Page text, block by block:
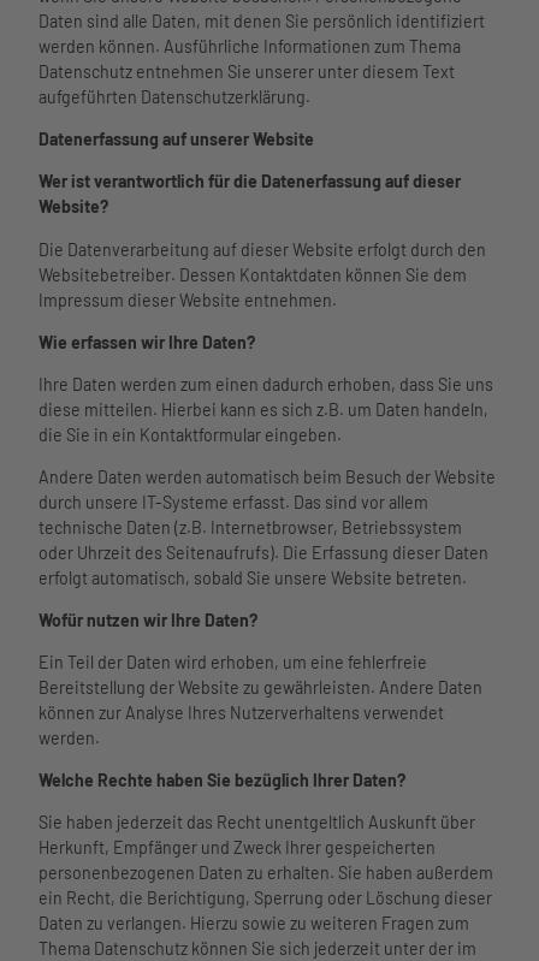
zu
Büsume
r
Unterkü
Barriere
Urlaub
mit
Kindern
Urlaub
Hund
r
Gästeka
rte
Anreise
und
Mobilität
nordsee
mobil
hutzvers
g
Führunge
n
Strand
Wattenm
Hafen
Essen
Nachhalti
gkeit
Übersich
tskarte
Wetter
und
Gezeiten
Überblick
Schiffsausflüg
e
Phänomania
Hafen
museum am
Lichtblick
Bewegung
und Sport
und Wellness
Watt’n
Hus
Watt'n
Hus im
Überblic
Tourist-
Freizeit
angebot
e
Seminar
Tagungs
räume
Saal
n
Virtuelle
r
Rundga
ng
Öffnungsz
Preise
Spa
Meerzeit
Ticketshop
Rundgang
Service
im
Überblick
Leben
Arbeiten
in Büsum
Newslett
er
Büsum
Spontan
Prospekt
e
Gästebefr
Über uns
Webcam
Wetter
Gäste-
Newsletter
Daten sind alle Daten, mit denen Sie persönlich identifiziert
werden können. Ausführliche Informationen zum Thema
Datenschutz entnehmen Sie unserer unter diesem Text
aufgeführten Datenschutzerklärung.
Datenerfassung auf unserer Website
Wer ist verantwortlich für die Datenerfassung auf dieser
Website?
Die Datenverarbeitung auf dieser Website erfolgt durch den
Websitebetreiber. Dessen Kontaktdaten können Sie dem
Impressum dieser Website entnehmen.
Wie erfassen wir Ihre Daten?
Ihre Daten werden zum einen dadurch erhoben, dass Sie uns
diese mitteilen. Hierbei kann es sich z.B. um Daten handeln,
die Sie in ein Kontaktformular eingeben.
Andere Daten werden automatisch beim Besuch der Website
durch unsere IT-Systeme erfasst. Das sind vor allem
technische Daten (z.B. Internetbrowser, Betriebssystem
oder Uhrzeit des Seitenaufrufs). Die Erfassung dieser Daten
erfolgt automatisch, sobald Sie unsere Website betreten.
Wofür nutzen wir Ihre Daten?
Ein Teil der Daten wird erhoben, um eine fehlerfreie
Bereitstellung der Website zu gewährleisten. Andere Daten
können zur Analyse Ihres Nutzerverhaltens verwendet
werden.
Welche Rechte haben Sie bezüglich Ihrer Daten?
Sie haben jederzeit das Recht unentgeltlich Auskunft über
Herkunft, Empfänger und Zweck Ihrer gespeicherten
personenbezogenen Daten zu erhalten. Sie haben außerdem
ein Recht, die Berichtigung, Sperrung oder Löschung dieser
Daten zu verlangen. Hierzu sowie zu weiteren Fragen zum
Thema Datenschutz können Sie sich jederzeit unter der im